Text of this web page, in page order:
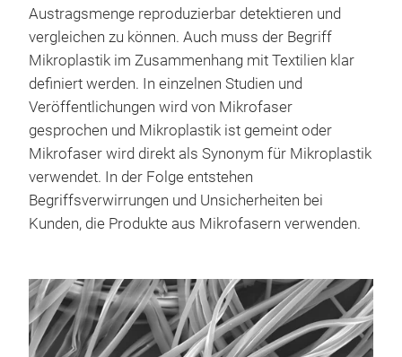
Austragsmenge reproduzierbar detektieren und
vergleichen zu können. Auch muss der Begriff
Mikroplastik im Zusammenhang mit Textilien klar
definiert werden. In einzelnen Studien und
Veröffentlichungen wird von Mikrofaser
gesprochen und Mikroplastik ist gemeint oder
Mikrofaser wird direkt als Synonym für Mikroplastik
verwendet. In der Folge entstehen
Begriffsverwirrungen und Unsicherheiten bei
Kunden, die Produkte aus Mikrofasern verwenden.